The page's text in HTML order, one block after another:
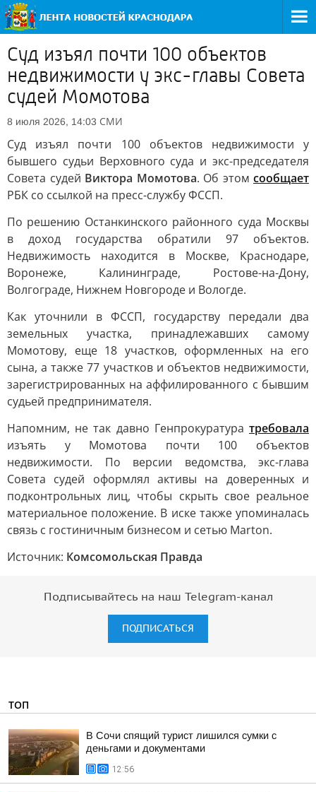
Суд изъял почти 100 объектов
недвижимости у экс-главы Совета
судей Момотова
8 июля 2026, 14:03 СМИ
Суд изъял почти 100 объектов недвижимости у
бывшего судьи Верховного суда и экс-председателя
Совета судей Виктора Момотова. Об этом сообщает
РБК со ссылкой на пресс-службу ФССП.
По решению Останкинского районного суда Москвы
в доход государства обратили 97 объектов.
Недвижимость находится в Москве, Краснодаре,
Воронеже, Калининграде, Ростове-на-Дону,
Волгограде, Нижнем Новгороде и Вологде.
Как уточнили в ФССП, государству передали два
земельных участка, принадлежавших самому
Момотову, еще 18 участков, оформленных на его
сына, а также 77 участков и объектов недвижимости,
зарегистрированных на аффилированного с бывшим
судьей предпринимателя.
Напомним, не так давно Генпрокуратура требовала
изъять у Момотова почти 100 объектов
недвижимости. По версии ведомства, экс-глава
Совета судей оформлял активы на доверенных и
подконтрольных лиц, чтобы скрыть свое реальное
материальное положение. В иске также упоминалась
связь с гостиничным бизнесом и сетью Marton.
Источник: Комсомольская Правда
Подписывайтесь на наш Telegram-канал
ПОДПИСАТЬСЯ
ТОП
В Сочи спящий турист лишился сумки с
деньгами и документами
12:56